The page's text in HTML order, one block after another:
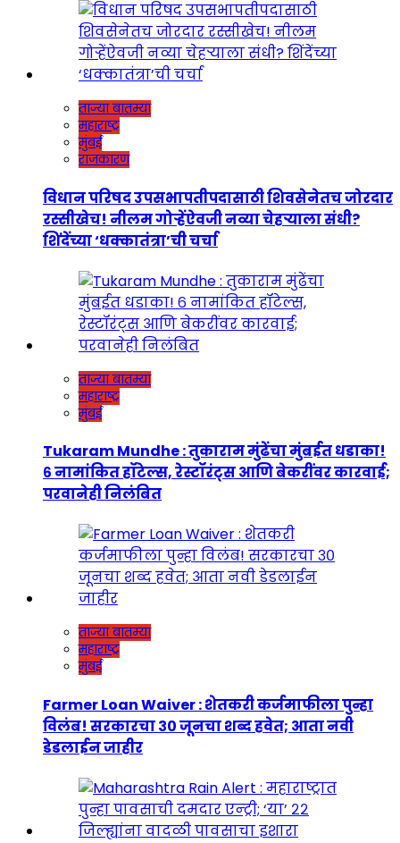
ताज्या बातम्या
महाराष्ट्र
मुंबई
राजकारण
विधान परिषद उपसभापतीपदासाठी शिवसेनेतच जोरदार
रस्सीखेच! नीलम गोऱ्हेंऐवजी नव्या चेहऱ्याला संधी?
शिंदेंच्या ‘धक्कातंत्रा’ची चर्चा
ताज्या बातम्या
महाराष्ट्र
मुंबई
Tukaram Mundhe : तुकाराम मुंढेंचा मुंबईत धडाका!
६ नामांकित हॉटेल्स, रेस्टॉरंट्स आणि बेकरींवर कारवाई;
परवानेही निलंबित
ताज्या बातम्या
महाराष्ट्र
मुंबई
Farmer Loan Waiver : शेतकरी कर्जमाफीला पुन्हा
विलंब! सरकारचा ३० जूनचा शब्द हवेत; आता नवी
डेडलाईन जाहीर